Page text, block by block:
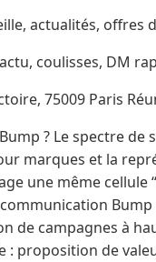
actualités, offres
coulisses, DM
75009 Paris
? Le spectre
marques et la
une même
de campagnes à
proposition de